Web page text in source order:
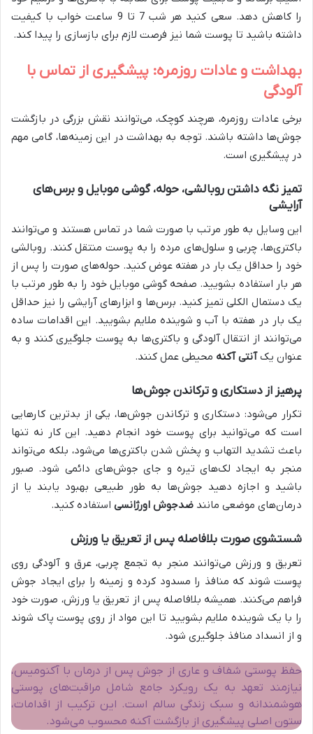
را کاهش دهد. سعی کنید هر شب 7 تا 9 ساعت خواب با کیفیت
داشته باشید تا پوست شما نیز فرصت لازم برای بازسازی را پیدا کند.
بهداشت و عادات روزمره: پیشگیری از تماس با
آلودگی
برخی عادات روزمره، هرچند کوچک، می‌توانند نقش بزرگی در بازگشت
جوش‌ها داشته باشند. توجه به بهداشت در این زمینه‌ها، گامی مهم
در پیشگیری است.
تمیز نگه داشتن روبالشی، حوله، گوشی موبایل و برس‌های
آرایشی
این وسایل به طور مرتب با صورت شما در تماس هستند و می‌توانند
باکتری‌ها، چربی و سلول‌های مرده را به پوست منتقل کنند. روبالشی
خود را حداقل یک بار در هفته عوض کنید. حوله‌های صورت را پس از
هر بار استفاده بشویید. صفحه گوشی موبایل خود را به طور مرتب با
یک دستمال الکلی تمیز کنید. برس‌ها و ابزارهای آرایشی را نیز حداقل
یک بار در هفته با آب و شوینده ملایم بشویید. این اقدامات ساده
می‌توانند از انتقال آلودگی و باکتری‌ها به پوست جلوگیری کنند و به
عنوان یکآنتی آکنه محیطی عمل کنند.
پرهیز از دستکاری و ترکاندن جوش‌ها
تکرار می‌شود: دستکاری و ترکاندن جوش‌ها، یکی از بدترین کارهایی
است که می‌توانید برای پوست خود انجام دهید. این کار نه تنها
باعث تشدید التهاب و پخش شدن باکتری‌ها می‌شود، بلکه می‌تواند
منجر به ایجاد لک‌های تیره و جای جوش‌های دائمی شود. صبور
باشید و اجازه دهید جوش‌ها به طور طبیعی بهبود یابند یا از
درمان‌های موضعی مانند ضدجوش اورژانسی استفاده کنید.
شستشوی صورت بلافاصله پس از تعریق یا ورزش
تعریق و ورزش می‌توانند منجر به تجمع چربی، عرق و آلودگی روی
پوست شوند که منافذ را مسدود کرده و زمینه را برای ایجاد جوش
فراهم می‌کنند. همیشه بلافاصله پس از تعریق یا ورزش، صورت خود
را با یک شوینده ملایم بشویید تا این مواد از روی پوست پاک شوند
و از انسداد منافذ جلوگیری شود.
حفظ پوستی شفاف و عاری از جوش پس از درمان با آکنومیس،
نیازمند تعهد به یک رویکرد جامع شامل مراقبت‌های پوستی
هوشمندانه و سبک زندگی سالم است. این ترکیب از اقدامات،
ستون اصلی پیشگیری از بازگشت آکنه محسوب می‌شود.